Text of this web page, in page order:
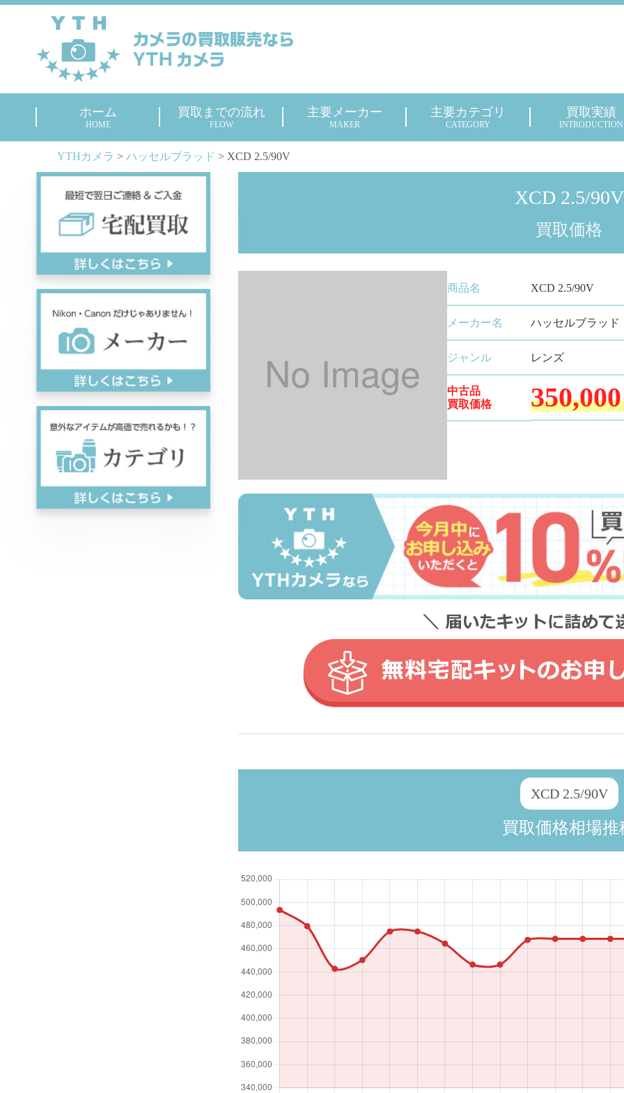
ホーム
HOME
買取までの流れ
FLOW
主要メーカー
MAKER
主要カテゴリ
CATEGORY
買取実績
INTRODUCTION
YTHカメラ > ハッセルブラッド > XCD 2.5/90V
XCD 2.5/90V
買取価格
商品名 XCD 2.5/90V
メーカー名 ハッセルブラッド
ジャンル レンズ
中古品
買取価格
350,000
XCD 2.5/90V
買取価格相場推